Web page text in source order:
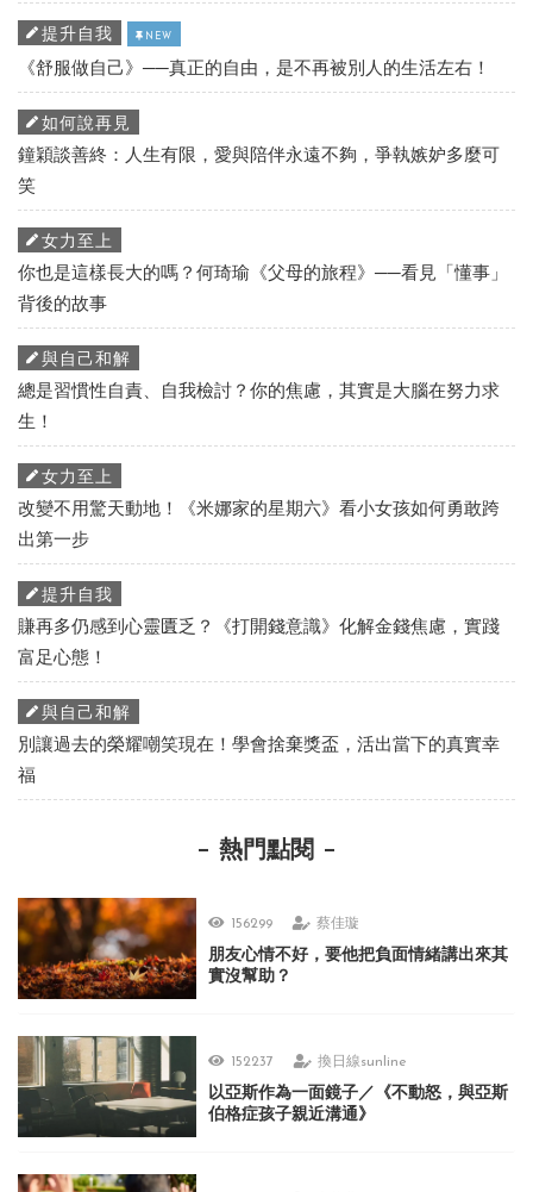
提升自我 NEW
《舒服做自己》──真正的自由，是不再被別人的生活左右！
如何說再見
鐘穎談善終：人生有限，愛與陪伴永遠不夠，爭執嫉妒多麼可
笑
女力至上
你也是這樣長大的嗎？何琦瑜《父母的旅程》──看見「懂事」
背後的故事
與自己和解
總是習慣性自責、自我檢討？你的焦慮，其實是大腦在努力求
生！
女力至上
改變不用驚天動地！《米娜家的星期六》看小女孩如何勇敢跨
出第一步
提升自我
賺再多仍感到心靈匱乏？《打開錢意識》化解金錢焦慮，實踐
富足心態！
與自己和解
別讓過去的榮耀嘲笑現在！學會捨棄獎盃，活出當下的真實幸
福
熱門點閱
156299 蔡佳璇
朋友心情不好，要他把負面情緒講出來其
實沒幫助？
152237 換日線sunline
以亞斯作為一面鏡子／《不動怒，與亞斯
伯格症孩子親近溝通》